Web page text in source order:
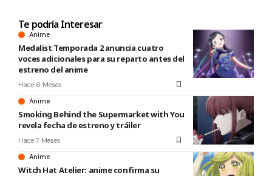
Te podría Interesar
Anime
Medalist Temporada 2 anuncia cuatro
voces adicionales para su reparto antes del
estreno del anime
Hace 6 Meses
Anime
Smoking Behind the Supermarket with You
revela fecha de estreno y tráiler
Hace 7 Meses
Anime
Witch Hat Atelier: anime confirma su